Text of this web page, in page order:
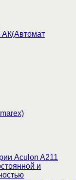
АК(Автомат
Aculon A211
и